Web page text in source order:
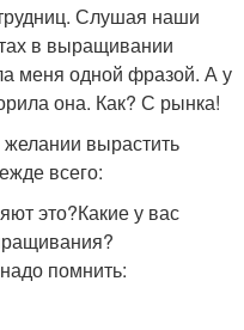
Слушая наши
в выращивании
меня одной фразой. А у
она. Как? С рынка!
вырастить
всего:
это?Какие у вас
помнить: